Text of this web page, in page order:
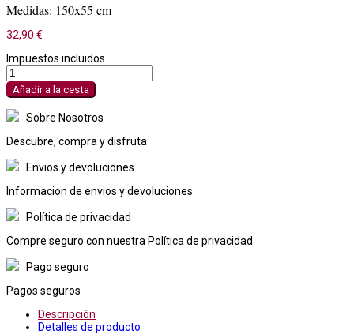
Medidas: 150x55 cm
32,90 €
Impuestos incluidos
Añadir a la cesta
Sobre Nosotros
Descubre, compra y disfruta
Envios y devoluciones
Informacion de envios y devoluciones
Política de privacidad
Compre seguro con nuestra Política de privacidad
Pago seguro
Pagos seguros
Descripción
Detalles de producto